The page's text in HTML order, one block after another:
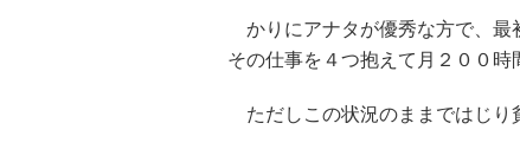
かりにアナタが優秀な方で、最
その仕事を４つ抱えて月２００時
ただしこの状況のままではじり